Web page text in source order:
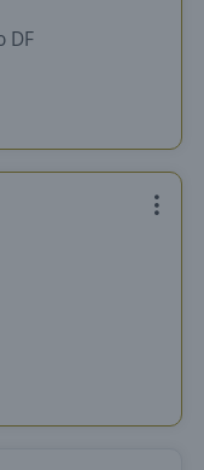
DF